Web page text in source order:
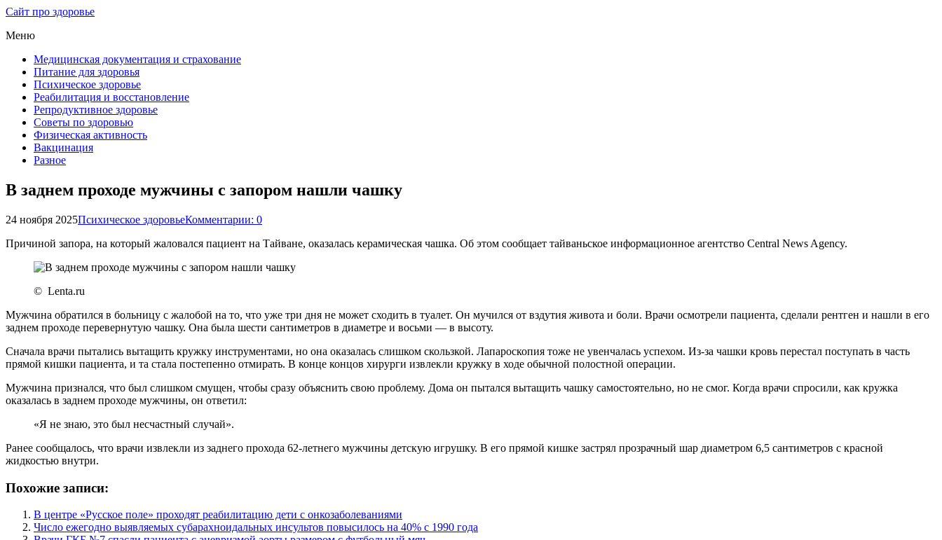
Сайт про здоровье
Меню
Медицинская документация и страхование
Питание для здоровья
Психическое здоровье
Реабилитация и восстановление
Репродуктивное здоровье
Советы по здоровью
Физическая активность
Вакцинация
Разное
В заднем проходе мужчины с запором нашли чашку
24 ноября 2025Психическое здоровьеКомментарии: 0
Причиной запора, на который жаловался пациент на Тайване, оказалась керамическая чашка. Об этом сообщает тайваньское информационное агентство Central News Agency.
© Lenta.ru
Мужчина обратился в больницу с жалобой на то, что уже три дня не может сходить в туалет. Он мучился от вздутия живота и боли. Врачи осмотрели пациента, сделали рентген и нашли в его
заднем проходе перевернутую чашку. Она была шести сантиметров в диаметре и восьми — в высоту.
Сначала врачи пытались вытащить кружку инструментами, но она оказалась слишком скользкой. Лапароскопия тоже не увенчалась успехом. Из-за чашки кровь перестал поступать в часть
прямой кишки пациента, и та стала постепенно отмирать. В конце концов хирурги извлекли кружку в ходе обычной полостной операции.
Мужчина признался, что был слишком смущен, чтобы сразу объяснить свою проблему. Дома он пытался вытащить чашку самостоятельно, но не смог. Когда врачи спросили, как кружка
оказалась в заднем проходе мужчины, он ответил:
«Я не знаю, это был несчастный случай».
Ранее сообщалось, что врачи извлекли из заднего прохода 62-летнего мужчины детскую игрушку. В его прямой кишке застрял прозрачный шар диаметром 6,5 сантиметров с красной
жидкостью внутри.
Похожие записи:
В центре «Русское поле» проходят реабилитацию дети с онкозаболеваниями
Число ежегодно выявляемых субарахноидальных инсультов повысилось на 40% с 1990 года